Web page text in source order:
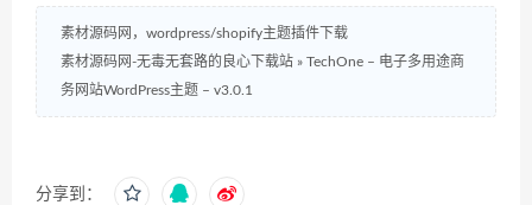
素材源码网，wordpress/shopify主题插件下载
素材源码网-无毒无套路的良心下载站 » TechOne – 电子多用途商
务网站WordPress主题 – v3.0.1
分享到：